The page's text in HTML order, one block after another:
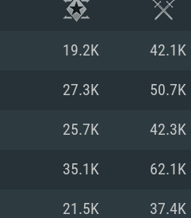
19.2K 42.1K
27.3K 50.7K
25.7K 42.3K
35.1K 62.1K
21.5K 37.4K